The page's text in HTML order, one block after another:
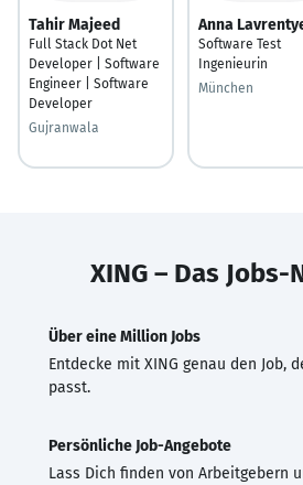
Tahir Majeed
Full Stack Dot Net
Developer | Software
Engineer | Software
Developer
Gujranwala
Anna
Software Test
Ingenieurin
München
XING – Das
Über eine Million Jobs
Entdecke mit XING genau den Job,
passt.
Persönliche Job-Angebote
Lass Dich finden von Arbeitgebern